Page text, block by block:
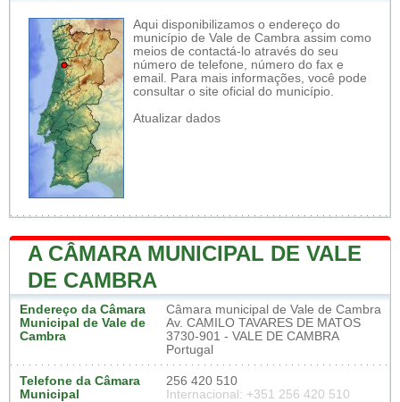
Aqui disponibilizamos o endereço do
município de Vale de Cambra assim como
meios de contactá-lo através do seu
número de telefone, número do fax e
email. Para mais informações, você pode
consultar o site oficial do município.
Atualizar dados
A CÂMARA MUNICIPAL DE VALE
DE CAMBRA
Endereço da Câmara
Municipal de Vale de
Cambra
Câmara municipal de Vale de Cambra
Av. CAMILO TAVARES DE MATOS
3730-901 - VALE DE CAMBRA
Portugal
Telefone da Câmara
Municipal
256 420 510
Internacional: +351 256 420 510